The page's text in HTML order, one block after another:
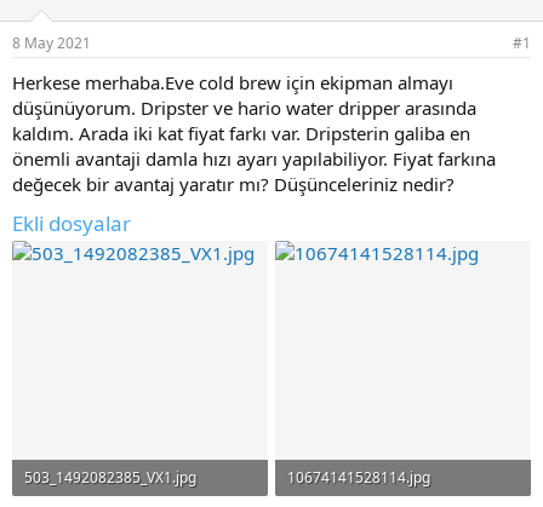
a
ş
l
a
t
a
n
t
a
r
i
h
8 May 2021 #1
Herkese merhaba.Eve cold brew için ekipman almayı
düşünüyorum. Dripster ve hario water dripper arasında
kaldım. Arada iki kat fiyat farkı var. Dripsterin galiba en
önemli avantaji damla hızı ayarı yapılabiliyor. Fiyat farkına
değecek bir avantaj yaratır mı? Düşünceleriniz nedir?
Ekli dosyalar
503_1492082385_VX1.jpg
10674141528114.jpg